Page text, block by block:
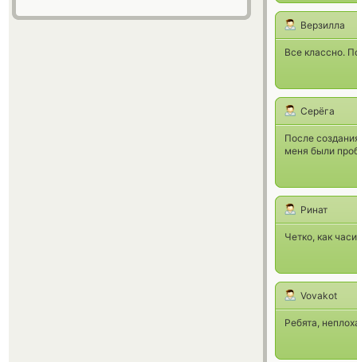
Верзилла
Все классно.
Серёга
После
меня были
Ринат
Четко, как
Vovakot
Ребята,